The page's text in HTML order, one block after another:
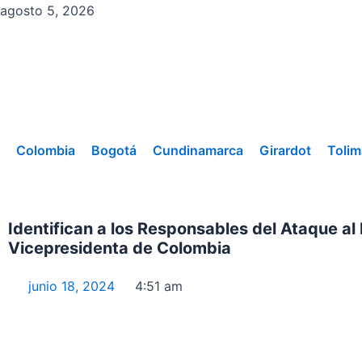
Ir
agosto 5, 2026
Colombia Bogotá Cundinamarca Girardot
Identifican a los Responsables del Ataque al
Vicepresidenta de Colombia
junio 18, 2024 4:51 am